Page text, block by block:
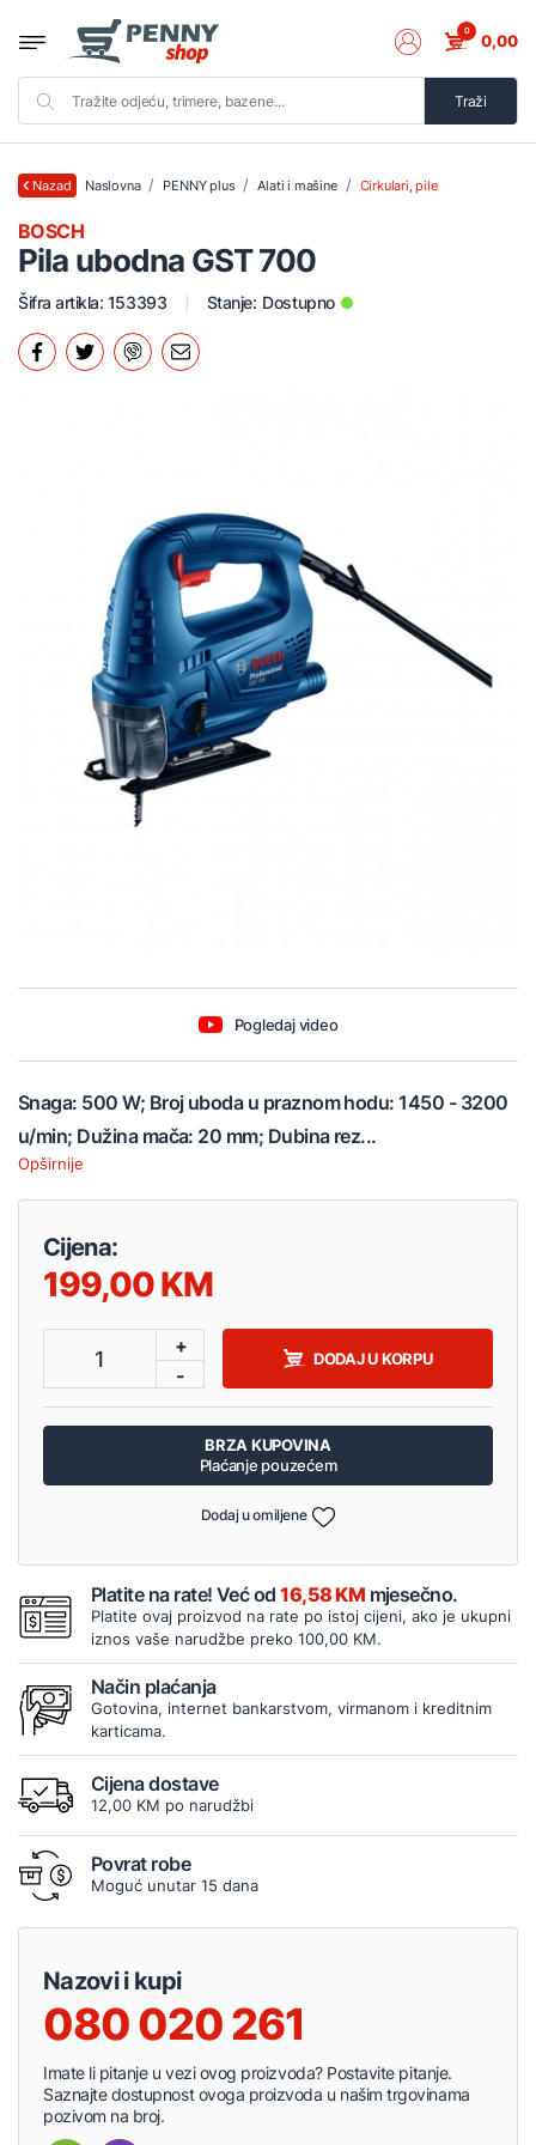
Traži
0 0,00
Nazad Naslovna PENNY plus Alati i mašine Cirkulari, pile
Pila ubodna GST 700
BOSCH
Šifra artikla: 153393 Stanje: Dostupno
Pogledaj video
Snaga: 500 W; Broj uboda u praznom hodu: 1450 - 3200
u/min; Dužina mača: 20 mm; Dubina rez...
Opširnije
Cijena:
199,00
1
+
-
DODAJ U KORPU
BRZA KUPOVINA
Plaćanje pouzećem
Dodaj u omiljene
Platite na rate! Već od16,58 KM mjesečno.
Platite ovaj proizvod na rate po istoj cijeni, ako je ukupni
iznos vaše narudžbe preko 100,00 KM.
Način plaćanja
Gotovina, internet bankarstvom, virmanom i kreditnim
karticama.
Cijena dostave
12,00 KM po narudžbi
Povrat robe
Moguć unutar 15 dana
Nazovi i kupi
080 020 261
Imate li pitanje u vezi ovog proizvoda? Postavite pitanje.
Saznajte dostupnost ovoga proizvoda u našim trgovinama
pozivom na broj.